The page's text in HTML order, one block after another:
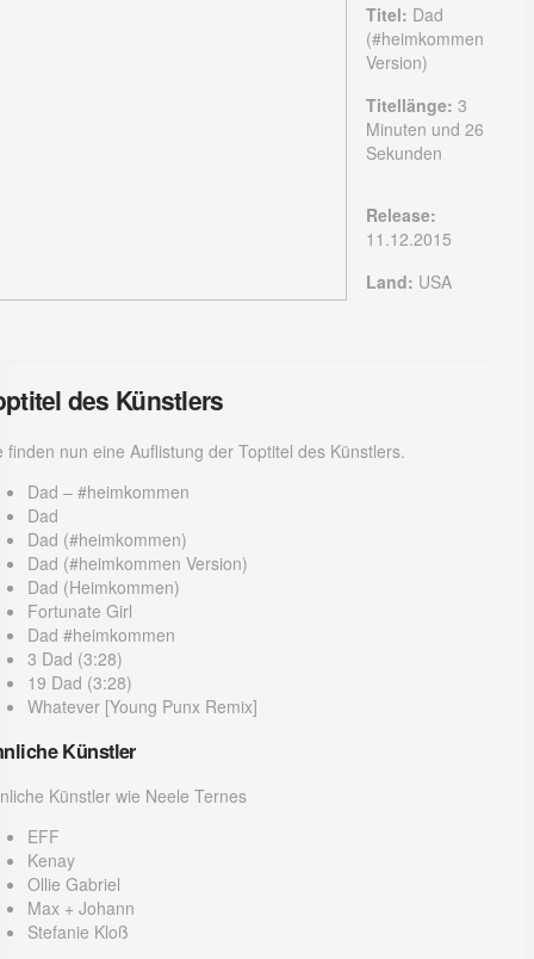
Titel: Dad
(#heimkommen
Version)
Titellänge: 3
Minuten und 26
Sekunden
Release:
11.12.2015
Land: USA
des Künstlers
finden nun eine Auflistung der Toptitel des Künstlers.
Dad – #heimkommen
Dad
Dad (#heimkommen)
Dad (#heimkommen Version)
Dad (Heimkommen)
Fortunate Girl
Dad #heimkommen
3 Dad (3:28)
19 Dad (3:28)
Whatever [Young Punx Remix]
Künstler
Künstler wie Neele Ternes
EFF
Kenay
Ollie Gabriel
Max + Johann
Stefanie Kloß